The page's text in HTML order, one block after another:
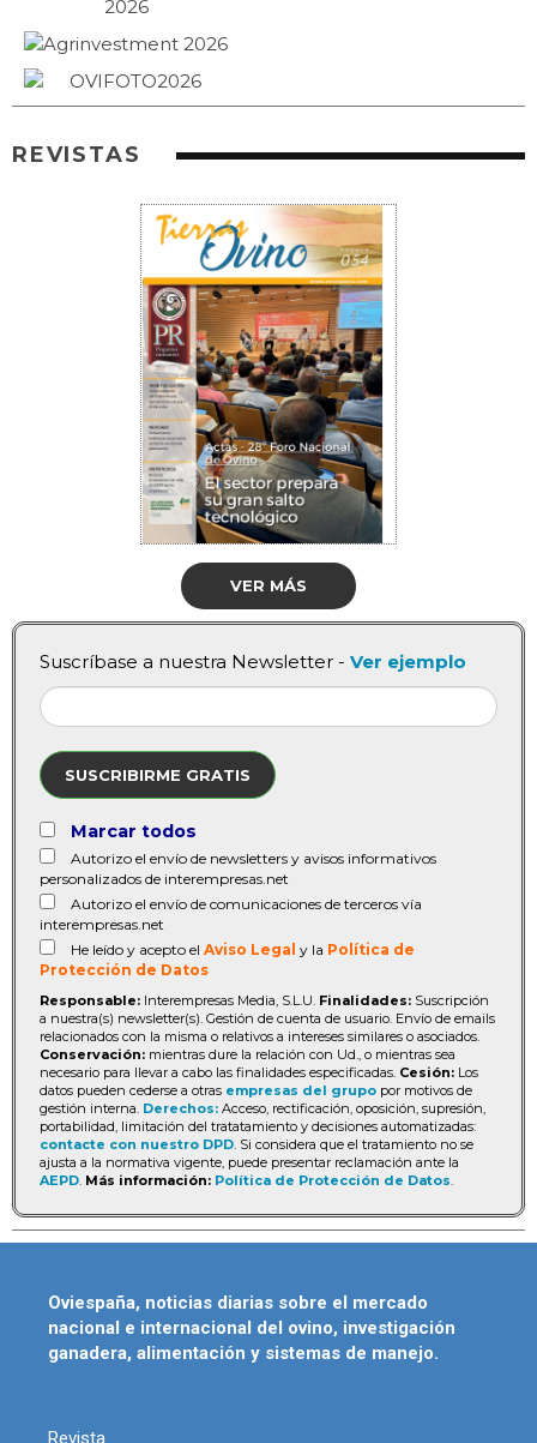
REVISTAS
VER MÁS
Suscríbase a nuestra Newsletter - Ver ejemplo
SUSCRIBIRME GRATIS
Marcar todos
Autorizo el envío de newsletters y avisos informativos
personalizados de interempresas.net
Autorizo el envío de comunicaciones de terceros vía
interempresas.net
He leído y acepto el Aviso Legal y la Política de
Protección de Datos
Responsable: Interempresas Media, S.L.U. Finalidades: Suscripción
a nuestra(s) newsletter(s). Gestión de cuenta de usuario. Envío de emails
relacionados con la misma o relativos a intereses similares o asociados.
Conservación: mientras dure la relación con Ud., o mientras sea
necesario para llevar a cabo las finalidades especificadas. Cesión: Los
datos pueden cederse a otras empresas del grupo por motivos de
gestión interna. Derechos: Acceso, rectificación, oposición, supresión,
portabilidad, limitación del tratatamiento y decisiones automatizadas:
contacte con nuestro DPD. Si considera que el tratamiento no se
ajusta a la normativa vigente, puede presentar reclamación ante la
AEPD. Más información: Política de Protección de Datos.
Oviespaña, noticias diarias sobre el mercado
nacional e internacional del ovino, investigación
ganadera, alimentación y sistemas de manejo.
Revista